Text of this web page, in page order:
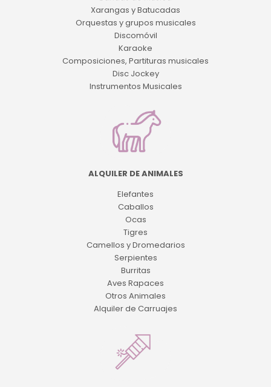
Xarangas y Batucadas
Orquestas y grupos musicales
Discomóvil
Karaoke
Composiciones, Partituras musicales
Disc Jockey
Instrumentos Musicales
ALQUILER DE ANIMALES
Elefantes
Caballos
Ocas
Tigres
Camellos y Dromedarios
Serpientes
Burritas
Aves Rapaces
Otros Animales
Alquiler de Carruajes